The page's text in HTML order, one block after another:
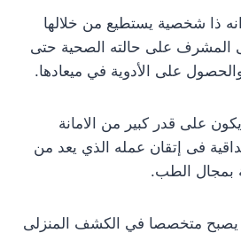
ذا شخصية يستطيع من خلالها
المشرف على حالته الصحية حتى
والحصول على الأدوية في ميعادها.
على قدر كبير من الامانة
فى إتقان عمله الذي يعد من
بمجال الطب.
يصبح متخصصا في الكشف المنزلى